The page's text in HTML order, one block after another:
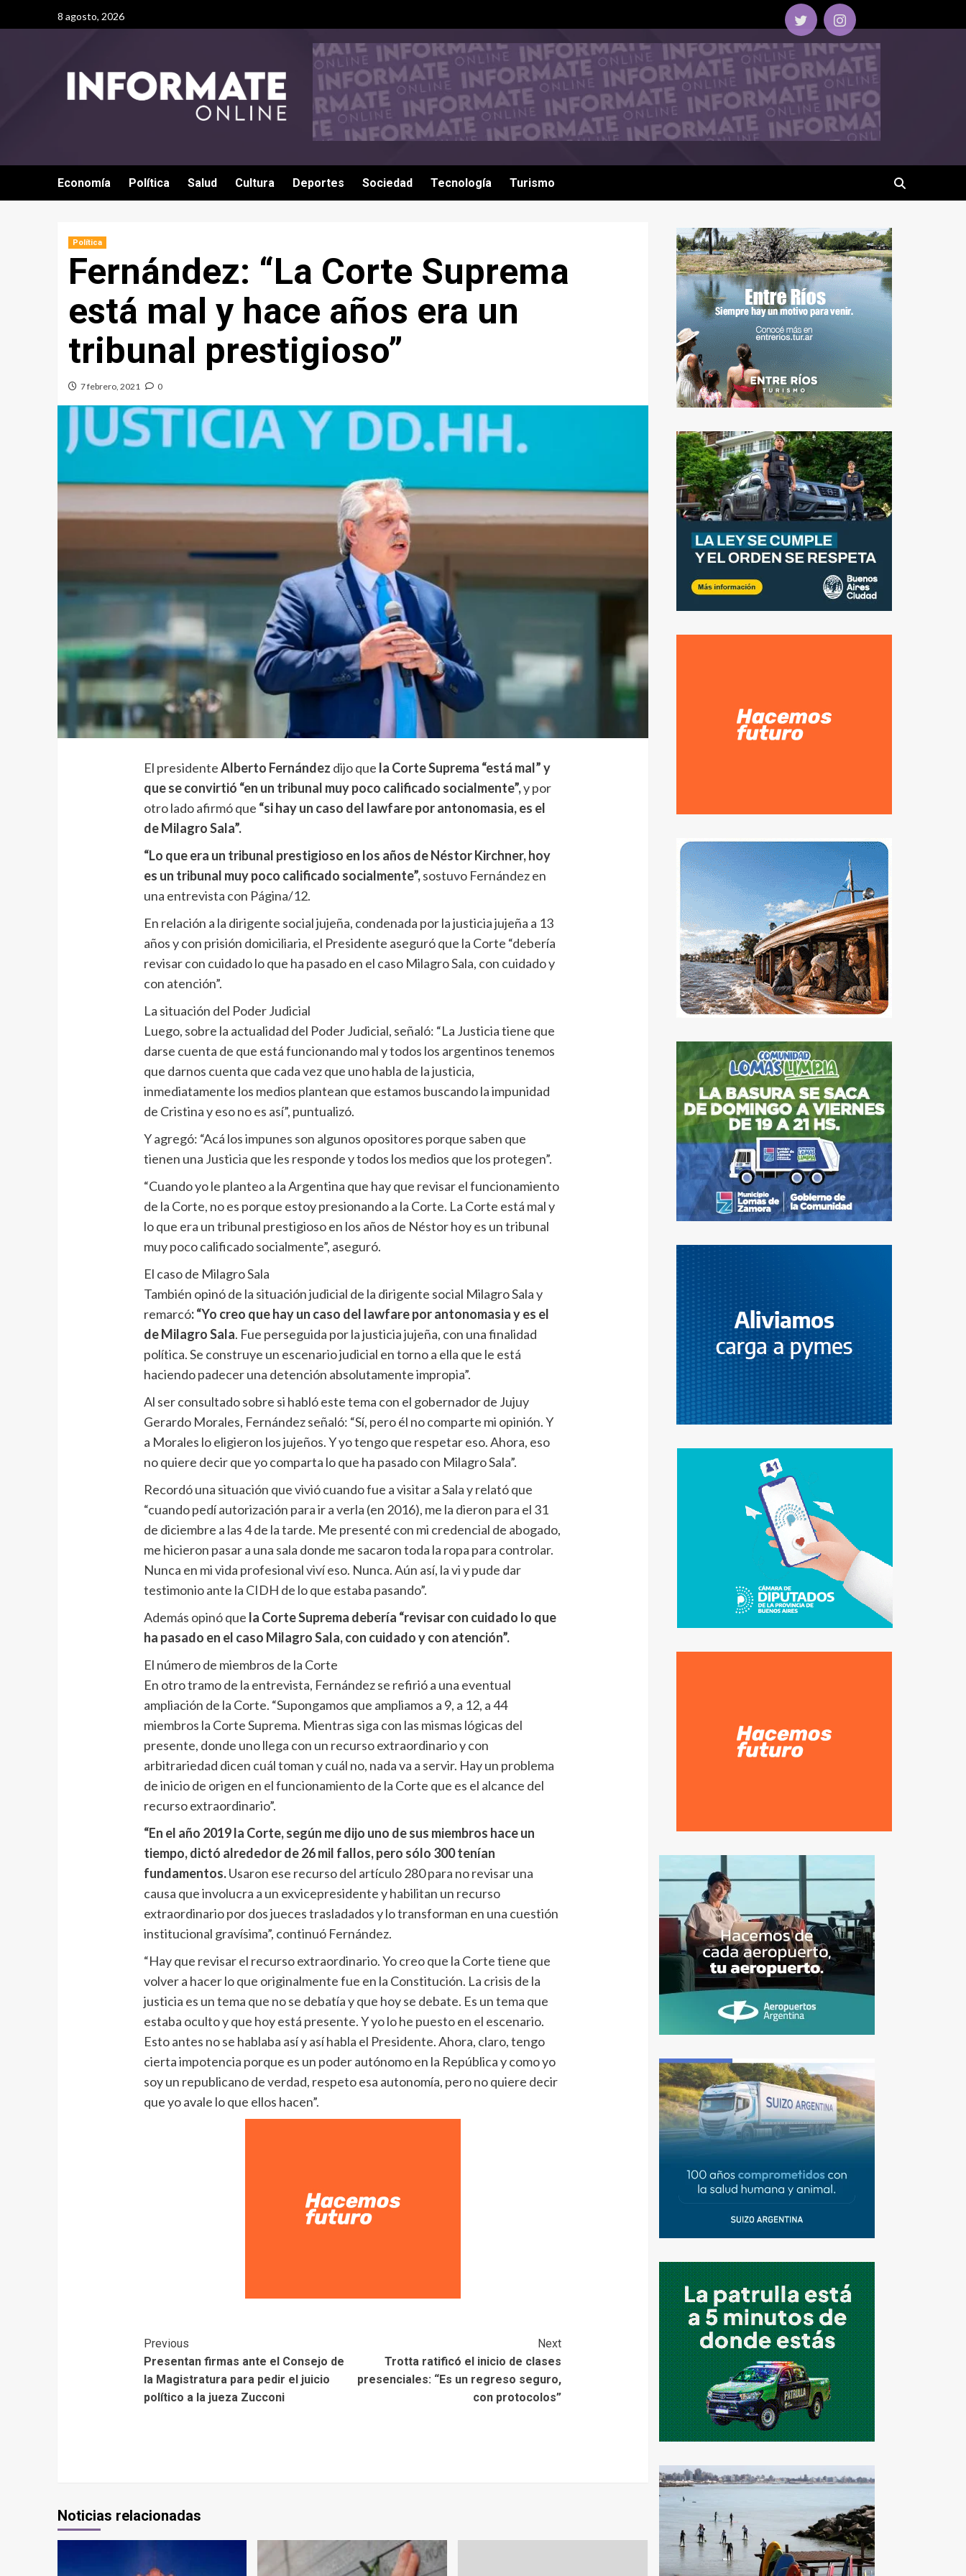
8 agosto, 2026
Economía Política Salud Cultura Deportes Sociedad Tecnología Turismo
Política
Fernández: “La Corte Suprema
está mal y hace años era un
tribunal prestigioso”
7 febrero, 2021 0
El presidenteAlberto Fernández dijo que la Corte Suprema “está mal” y
que se convirtió “en un tribunal muy poco calificado socialmente”,y por
otro lado afirmó que “si hay un caso del lawfare por antonomasia, es el
de Milagro Sala”.
“Lo que era un tribunal prestigioso en los años de Néstor Kirchner, hoy
es un tribunal muy poco calificado socialmente”,sostuvo Fernández en
una entrevista con Página/12.
En relación a la dirigente social jujeña, condenada por la justicia jujeña a 13
años y con prisión domiciliaria, el Presidente aseguró que la Corte “debería
revisar con cuidado lo que ha pasado en el caso Milagro Sala, con cuidado y
con atención”.
La situación del Poder Judicial
Luego, sobre la actualidad del Poder Judicial, señaló: “La Justicia tiene que
darse cuenta de que está funcionando mal y todos los argentinos tenemos
que darnos cuenta que cada vez que uno habla de la justicia,
inmediatamente los medios plantean que estamos buscando la impunidad
de Cristina y eso no es así”, puntualizó.
Y agregó: “Acá los impunes son algunos opositores porque saben que
tienen una Justicia que les responde y todos los medios que los protegen”.
“Cuando yo le planteo a la Argentina que hay que revisar el funcionamiento
de la Corte, no es porque estoy presionando a la Corte. La Corte está mal y
lo que era un tribunal prestigioso en los años de Néstor hoy es un tribunal
muy poco calificado socialmente”, aseguró.
El caso de Milagro Sala
También opinó de la situación judicial de la dirigente social Milagro Sala y
remarcó: “Yo creo que hay un caso del lawfare por antonomasia y es el
de Milagro Sala. Fue perseguida por la justicia jujeña, con una finalidad
política. Se construye un escenario judicial en torno a ella que le está
haciendo padecer una detención absolutamente impropia”.
Al ser consultado sobre si habló este tema con el gobernador de Jujuy
Gerardo Morales, Fernández señaló: “Sí, pero él no comparte mi opinión. Y
a Morales lo eligieron los jujeños. Y yo tengo que respetar eso. Ahora, eso
no quiere decir que yo comparta lo que ha pasado con Milagro Sala”.
Recordó una situación que vivió cuando fue a visitar a Sala y relató que
“cuando pedí autorización para ir a verla (en 2016), me la dieron para el 31
de diciembre a las 4 de la tarde. Me presenté con mi credencial de abogado,
me hicieron pasar a una sala donde me sacaron toda la ropa para controlar.
Nunca en mi vida profesional viví eso. Nunca. Aún así, la vi y pude dar
testimonio ante la CIDH de lo que estaba pasando”.
Además opinó que la Corte Suprema debería “revisar con cuidado lo que
ha pasado en el caso Milagro Sala, con cuidado y con atención”.
El número de miembros de la Corte
En otro tramo de la entrevista, Fernández se refirió a una eventual
ampliación de la Corte. “Supongamos que ampliamos a 9, a 12, a 44
miembros la Corte Suprema. Mientras siga con las mismas lógicas del
presente, donde uno llega con un recurso extraordinario y con
arbitrariedad dicen cuál toman y cuál no, nada va a servir. Hay un problema
de inicio de origen en el funcionamiento de la Corte que es el alcance del
recurso extraordinario”.
“En el año 2019 la Corte, según me dijo uno de sus miembros hace un
tiempo, dictó alrededor de 26 mil fallos, pero sólo 300 tenían
fundamentos.Usaron ese recurso del artículo 280 para no revisar una
causa que involucra a un exvicepresidente y habilitan un recurso
extraordinario por dos jueces trasladados y lo transforman en una cuestión
institucional gravísima”, continuó Fernández.
“Hay que revisar el recurso extraordinario. Yo creo que la Corte tiene que
volver a hacer lo que originalmente fue en la Constitución. La crisis de la
justicia es un tema que no se debatía y que hoy se debate. Es un tema que
estaba oculto y que hoy está presente. Y yo lo he puesto en el escenario.
Esto antes no se hablaba así y así habla el Presidente. Ahora, claro, tengo
cierta impotencia porque es un poder autónomo en la República y como yo
soy un republicano de verdad, respeto esa autonomía, pero no quiere decir
que yo avale lo que ellos hacen”.
Previous
Presentan firmas ante el Consejo de
la Magistratura para pedir el juicio
político a la jueza Zucconi
Next
Trotta ratificó el inicio de clases
presenciales: “Es un regreso seguro,
con protocolos”
Noticias relacionadas